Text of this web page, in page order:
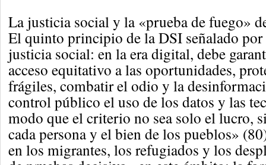
La justicia social y la «prueba de fuego»
El quinto principio de la DSI señalado por
justicia social: en la era digital, debe
acceso equitativo a las oportunidades,
frágiles, combatir el odio y la
control público el uso de los datos y las
modo que el criterio no sea solo el lucro,
cada persona y el bien de los pueblos»
en los migrantes, los refugiados y los